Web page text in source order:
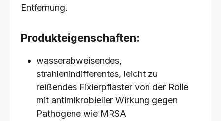
Entfernung.
Produkteigenschaften:
wasserabweisendes,
strahlenindifferentes, leicht zu
reißendes Fixierpflaster von der Rolle
mit antimikrobieller Wirkung gegen
Pathogene wie MRSA